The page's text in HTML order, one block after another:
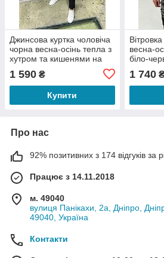
Джинсова куртка чоловіча
чорна весна-осінь тепла з
хутром та кишенями на
грудях без капюшона Total
Good
1 590 ₴
Купити
весна-
біло-
1 740
Про нас
92% позитивних з 174 відгуків за
Працює з 14.11.2018
м. 49040
вулиця Панікахи, 2а, Дніпро,
49040, Україна
Контакти